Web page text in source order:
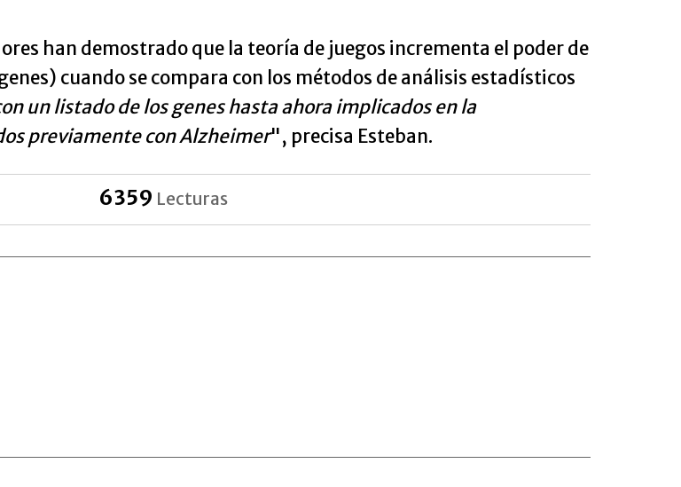
han demostrado que la teoría de juegos incrementa el poder de
cuando se compara con los métodos de análisis estadísticos
un listado de los genes hasta ahora implicados en la
previamente con Alzheimer", precisa Esteban.
6359 Lecturas